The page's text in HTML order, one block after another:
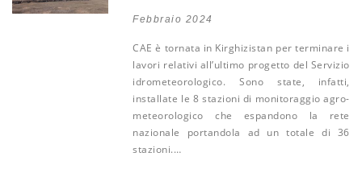
Febbraio 2024
CAE è tornata in Kirghizistan per terminare i
lavori relativi all’ultimo progetto del Servizio
idrometeorologico. Sono state, infatti,
installate le 8 stazioni di monitoraggio agro-
meteorologico che espandono la rete
nazionale portandola ad un totale di 36
stazioni.…